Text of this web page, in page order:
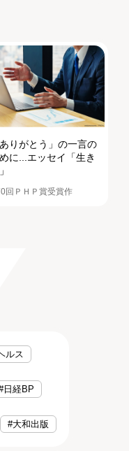
ありがとう」の一言の
に...エッセイ「生き
回ＰＨＰ賞受賞作
ルス
日経BP
#大和出版